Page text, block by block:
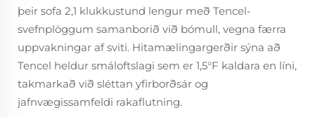
þeir sofa 2,1 klukkustund lengur með Tencel-
svefnplöggum samanborið við bómull, vegna færra
uppvakningar af sviti. Hitamælingargerðir sýna að
Tencel heldur smáloftslagi sem er 1,5°F kaldara en líni,
takmarkað við sléttan yfirborðsár og
jafnvægissamfeldi rakaflutning.